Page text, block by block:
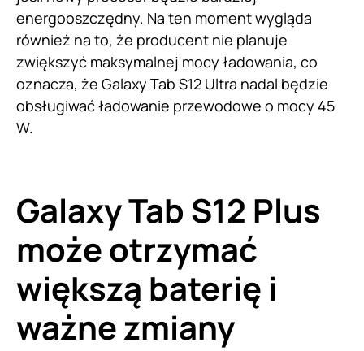
energooszczędny. Na ten moment wygląda
również na to, że producent nie planuje
zwiększyć maksymalnej mocy ładowania, co
oznacza, że Galaxy Tab S12 Ultra nadal będzie
obsługiwać ładowanie przewodowe o mocy 45
W.
Galaxy Tab S12 Plus
może otrzymać
większą baterię i
ważne zmiany